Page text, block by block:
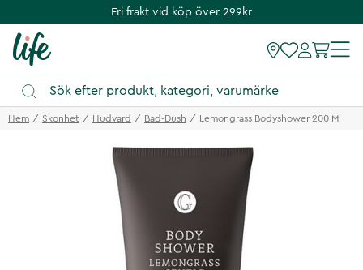
Fri frakt vid köp över 299kr
Hem Skonhet Hudvard Bad-Dush Lemongrass Bodyshower 200 Ml